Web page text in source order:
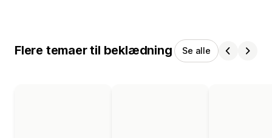
Flere temaer til beklædning Se alle